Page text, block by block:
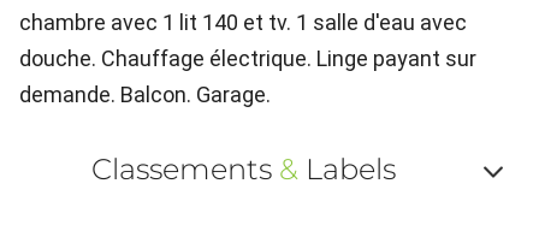
chambre avec 1 lit 140 et tv. 1 salle d'eau avec
douche. Chauffage électrique. Linge payant sur
demande. Balcon. Garage.
Classements &Labels